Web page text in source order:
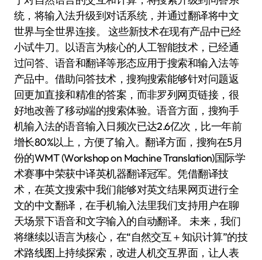
统，将输入法升级到对话系统，并通过翻译将中文
世界与全世界连接。 这些新技术在现有产品中已经
小试牛刀。以语言为核心的人工智能技术，已经通
过问答、语音和翻译等形态应用于搜索和输入法等
产品中。借助问答技术，搜狗搜索能够针对问题返
回更加直接和精准的答案，而非罗列网页链接，很
好地改善了移动端的搜索体验。语音方面，搜狗手
机输入法的语音输入日频次已达2.6亿次，比一年前
增长80%以上，方便了输入。翻译方面，搜狗在5月
份的WMT (Workshop on Machine Translation)国际学
术赛事中荣获中译英机器翻译冠军。凭借翻译技
术，在英文搜索中我们能够对英文结果网页进行全
文的中文翻译，在手机输入法里我们支持用户在聊
天场景下语音和文字输入的自动翻译。 未来，我们
将继续以语言为核心，在“自然交互＋知识计算”的技
术路线图上持续探索，改进人机交互界面，让人表